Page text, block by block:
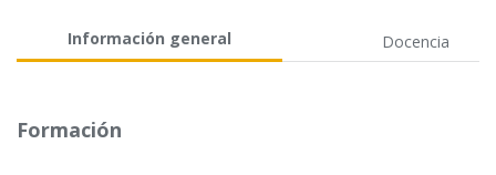
Información general Docencia
Formación